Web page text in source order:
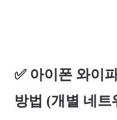
✅ 아이폰 와이
방법 (개별 네트